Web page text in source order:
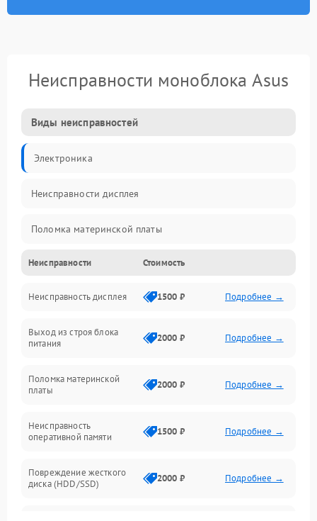
Неисправности моноблока Asus
Виды неисправностей
Электроника
Неисправности дисплея
Поломка материнской платы
Неисправность системы охлаждения
Неисправность BIOS
Повреждение корпуса
Повреждение разъёмов (USB, HDMI и др.)
Поломка видеокарты
Неисправности Стоимость
Неисправность дисплея 1500 ₽ Подробнее →
Выход из строя блока
питания
2000 ₽ Подробнее →
Поломка материнской
платы
2000 ₽ Подробнее →
Неисправность
оперативной памяти
1500 ₽ Подробнее →
Повреждение жесткого
диска (HDD/SSD)
2000 ₽ Подробнее →